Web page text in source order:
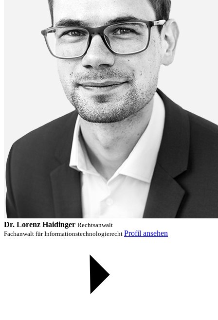
Dr. Lorenz Haidinger Rechtsanwalt
Fachanwalt für Informationstechnologierecht Profil ansehen